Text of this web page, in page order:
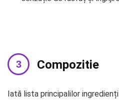
Compozitie
Iată lista principalilor